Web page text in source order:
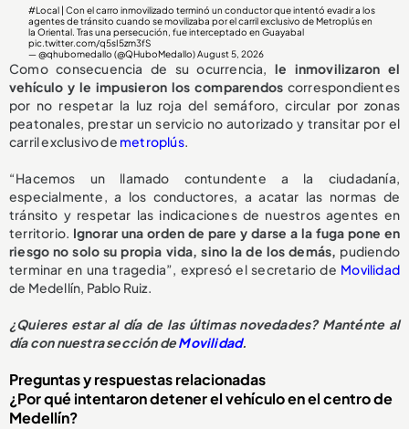
#Local | Con el carro inmovilizado terminó un conductor que intentó evadir a los
agentes de tránsito cuando se movilizaba por el carril exclusivo de Metroplús en
la Oriental. Tras una persecución, fue interceptado en Guayabal
pic.twitter.com/q5sI5zm3fS
— @qhubomedallo (@QHuboMedallo)August 5, 2026
Como consecuencia de su ocurrencia, le inmovilizaron el
vehículo y le impusieron los comparendos correspondientes
por no respetar la luz roja del semáforo, circular por zonas
peatonales, prestar un servicio no autorizado y transitar por el
carril exclusivo de metroplús.
“Hacemos un llamado contundente a la ciudadanía,
especialmente, a los conductores, a acatar las normas de
tránsito y respetar las indicaciones de nuestros agentes en
territorio. Ignorar una orden de pare y darse a la fuga pone en
riesgo no solo su propia vida, sino la de los demás, pudiendo
terminar en una tragedia”, expresó el secretario de Movilidad
de Medellín, Pablo Ruiz.
¿Quieres estar al día de las últimas novedades? Manténte al
día con nuestra sección deMovilidad.
Preguntas y respuestas relacionadas
¿Por qué intentaron detener el vehículo en el centro de
Medellín?